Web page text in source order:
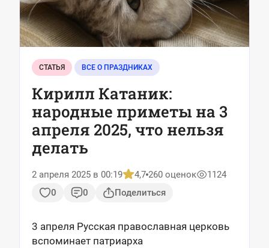
СТАТЬЯ ВСЕ О ПРАЗДНИКАХ
Кирилл Катаник:
народные приметы на 3
апреля 2025, что нельзя
делать
2 апреля 2025 в 00:19 4,7 260 оценок
1124
0
0 Поделиться
3 апреля Русская православная церковь
вспоминает патриарха